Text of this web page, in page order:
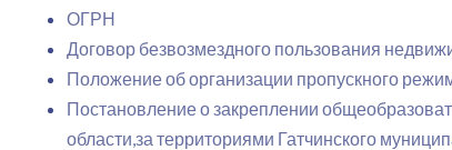
ОГРН
Договор безвозмездного пользования
Положение об организации пропускного
Постановление о закреплении
области,за территориями Гатчинского